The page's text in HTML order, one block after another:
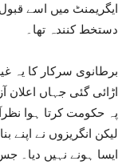
ایگریمنٹ میں اسے
دستخط کنندہ تھا۔
برطانوی سرکار کا یہ
اڑائی گئی جہاں اعلان
پہ حکومت کرتا ہوا
لیکن انگریزوں نے اپنے
ایسا ہونے نہیں دیا۔